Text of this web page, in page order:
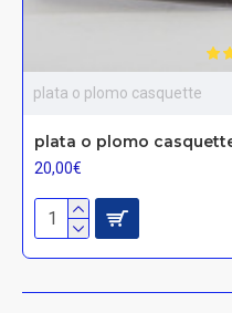
plata o plomo casquette
plata o plomo
20,00€